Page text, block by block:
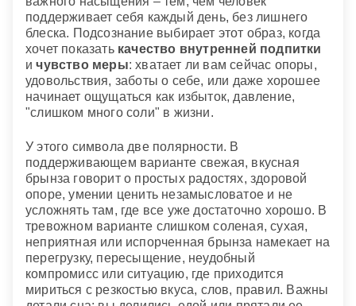
поддерживает себя каждый день, без лишнего
блеска. Подсознание выбирает этот образ, когда
хочет показать качество внутренней подпитки
ичувство меры: хватает ли вам сейчас опоры,
удовольствия, заботы о себе, или даже хорошее
начинает ощущаться как избыток, давление,
"слишком много соли" в жизни.
У этого символа две полярности. В
поддерживающем варианте свежая, вкусная
брынза говорит о простых радостях, здоровой
опоре, умении ценить незамысловатое и не
усложнять там, где все уже достаточно хорошо. В
тревожном варианте слишком соленая, сухая,
неприятная или испорченная брынза намекает на
перегрузку, пересыщение, неудобный
компромисс или ситуацию, где приходится
мириться с резкостью вкуса, слов, правил. Важны